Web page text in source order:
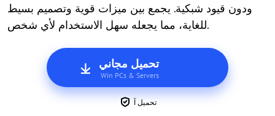
ودون قيود شبكية. يجمع بين ميزات قوية وتصميم بسيط
للغاية، مما يجعله سهل الاستخدام لأي شخص.
تحميل مجاني
Win PCs & Servers
تحميل آ